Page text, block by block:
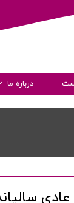
درباره ما